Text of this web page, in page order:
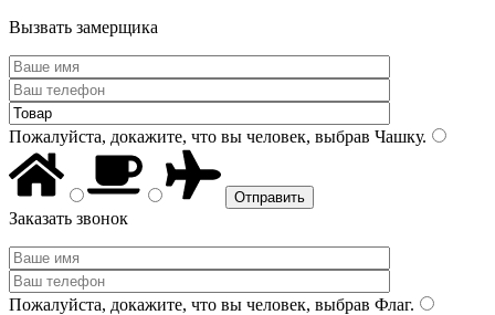
Вызвать замерщика
Пожалуйста, докажите, что вы человек, выбрав Чашку.
Заказать звонок
Пожалуйста, докажите, что вы человек, выбрав Флаг.